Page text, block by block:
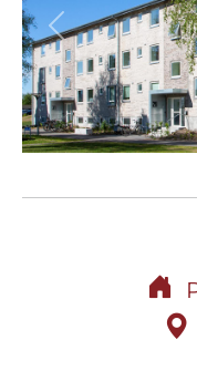
Previous